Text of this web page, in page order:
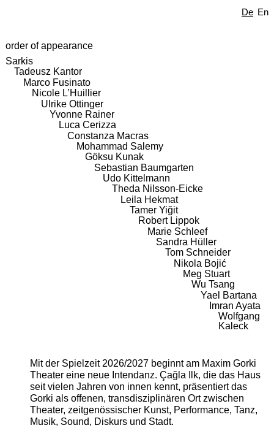
De En
order of appearance
Sarkis
Tadeusz Kantor
Marco Fusinato
Nicole L’Huillier
Ulrike Ottinger
Yvonne Rainer
Luca Cerizza
Constanza Macras
Mohammad Salemy
Göksu Kunak
Sebastian Baumgarten
Udo Kittelmann
Theda Nilsson-Eicke
Leila Hekmat
Tamer Yiğit
Robert Lippok
Marie Schleef
Sandra Hüller
Tom Schneider
Nikola Bojić
Meg Stuart
Wu Tsang
Yael Bartana
Imran Ayata
Wolfgang
Kaleck
Mit der Spielzeit 2026/2027 beginnt am Maxim Gorki
Theater eine neue Intendanz. Çağla Ilk, die das Haus
seit vielen Jahren von innen kennt, präsentiert das
Gorki als offenen, transdisziplinären Ort zwischen
Theater, zeitgenössischer Kunst, Performance, Tanz,
Musik, Sound, Diskurs und Stadt.